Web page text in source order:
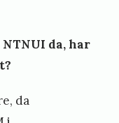
da, har
da